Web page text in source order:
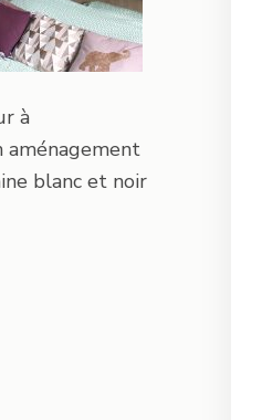
à
aménagement
blanc et noir